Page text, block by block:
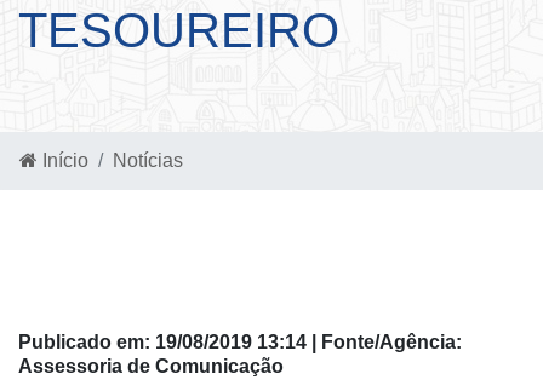
TESOUREIRO
Início Notícias
Publicado em: 19/08/2019 13:14 | Fonte/Agência:
Assessoria de Comunicação